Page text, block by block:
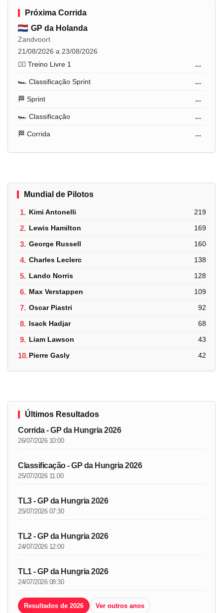
Próxima Corrida
GP da Holanda
Zandvoort
21/08/2026 a 23/08/2026
🏋️‍♂️ Treino Livre 1
...
🏎️ Classificação Sprint ...
🏁 Sprint ...
🏎️ Classificação ...
🏁 Corrida ...
Mundial de Pilotos
1. Kimi Antonelli 219
2. Lewis Hamilton 169
3. George Russell 160
4. Charles Leclerc 138
5. Lando Norris 128
6. Max Verstappen 109
7. Oscar Piastri 92
8. Isack Hadjar 68
9. Liam Lawson 43
10.Pierre Gasly 42
Últimos Resultados
Corrida - GP da Hungria 2026
26/07/2026 10:00
Classificação - GP da Hungria 2026
25/07/2026 11:00
TL3 - GP da Hungria 2026
25/07/2026 07:30
TL2 - GP da Hungria 2026
24/07/2026 12:00
TL1 - GP da Hungria 2026
24/07/2026 08:30
Resultados de 2026 Ver outros anos